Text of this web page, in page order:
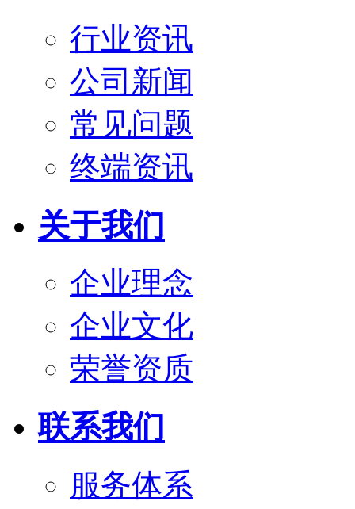
行业资讯
公司新闻
常见问题
终端资讯
关于我们
企业理念
企业文化
荣誉资质
联系我们
服务体系